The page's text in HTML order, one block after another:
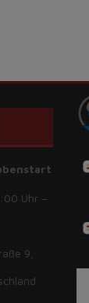
Uhr –
9,